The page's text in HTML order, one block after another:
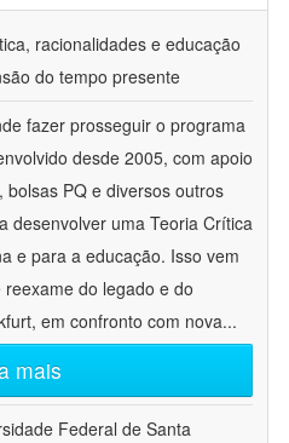
racionalidades e educação
do tempo presente
fazer prosseguir o programa
desde 2005, com apoio
bolsas PQ e diversos outros
desenvolver uma Teoria Crítica
e para a educação. Isso vem
do legado e do
em confronto com nova...
mais
Federal de Santa